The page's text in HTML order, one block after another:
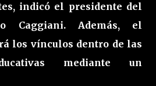
indicó el presidente del
Caggiani. Además, el
los vínculos dentro de las
mediante un